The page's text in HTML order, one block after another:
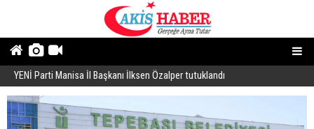
YENİ Parti Manisa İl Başkanı İlksen Özalper tutuklandı